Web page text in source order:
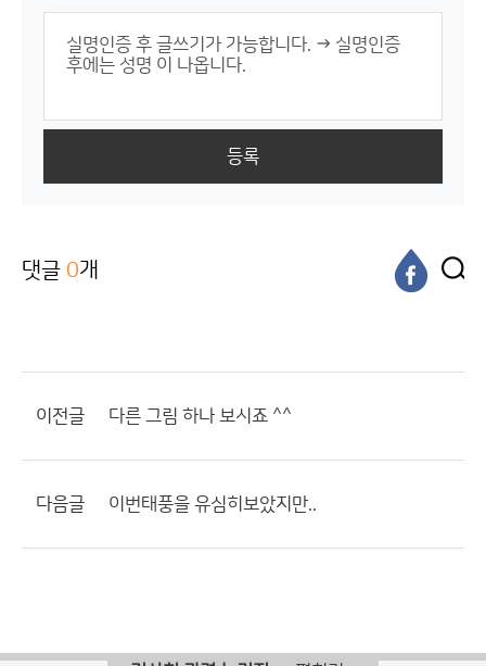
등록
댓글 0개
이전글 다른 그림 하나 보시죠 ^^
다음글 이번태풍을 유심히보았지만..